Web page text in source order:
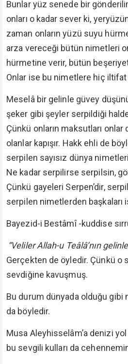
Bunlar yüz senede bir
onları o kadar sever ki,
zaman onların yüzü suyu
arza vereceği bütün nimetleri
hürmetine verir, bütün
Onlar ise bu nimetlere hiç
Meselâ bir gelinle güvey
şeker gibi şeyler serpildiği
Çünkü onların maksutları onlar
olanlar kapışır. Hakk ehli de
serpilen sayısız dünya
Ne kadar serpilirse serpilsin,
Çünkü gayeleri Serpen’dir,
serpilen nimetlerden başkaları
Bayezid-i Bestâmî -kuddise
“Veliler Allah-u Teâlâ’nın
Gerçekten de öyledir. Çünkü o
sevdiğine kavuşmuş.
Bu durum dünyada olduğu gibi
da böyledir.
Musa Aleyhisselâm’a denizi
bu sevgili kulları da